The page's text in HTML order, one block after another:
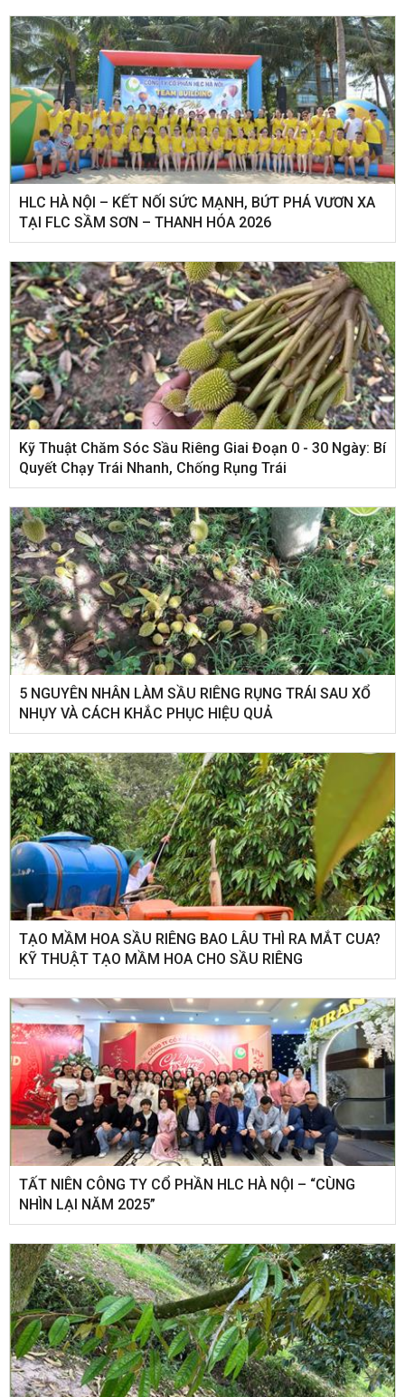
HLC HÀ NỘI – KẾT NỐI SỨC MẠNH, BỨT PHÁ VƯƠN XA
TẠI FLC SẦM SƠN – THANH HÓA 2026
Kỹ Thuật Chăm Sóc Sầu Riêng Giai Đoạn 0 - 30 Ngày: Bí
Quyết Chạy Trái Nhanh, Chống Rụng Trái
5 NGUYÊN NHÂN LÀM SẦU RIÊNG RỤNG TRÁI SAU XỔ
NHỤY VÀ CÁCH KHẮC PHỤC HIỆU QUẢ
TẠO MẦM HOA SẦU RIÊNG BAO LÂU THÌ RA MẮT CUA?
KỸ THUẬT TẠO MẦM HOA CHO SẦU RIÊNG
​TẤT NIÊN CÔNG TY CỔ PHẦN HLC HÀ NỘI – “CÙNG
NHÌN LẠI NĂM 2025”